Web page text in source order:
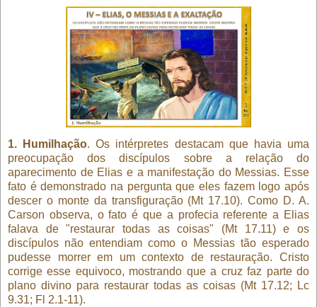
1. Humilhação. Os intérpretes destacam que havia uma
preocupação dos discípulos sobre a relação do
aparecimento de Elias e a manifestação do Messias. Esse
fato é demonstrado na pergunta que eles fazem logo após
descer o monte da transfiguração (Mt 17.10). Como D. A.
Carson observa, o fato é que a profecia referente a Elias
falava de "restaurar todas as coisas" (Mt 17.11) e os
discípulos não entendiam como o Messias tão esperado
pudesse morrer em um contexto de restauração. Cristo
corrige esse equivoco, mostrando que a cruz faz parte do
plano divino para restaurar todas as coisas (Mt 17.12; Lc
9.31; Fl 2.1-11).